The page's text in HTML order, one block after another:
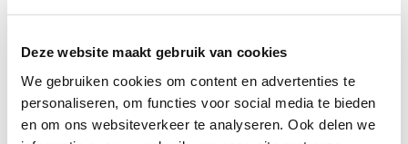
Deze website maakt gebruik van cookies
We gebruiken cookies om content en advertenties te
personaliseren, om functies voor social media te bieden
en om ons websiteverkeer te analyseren. Ook delen we